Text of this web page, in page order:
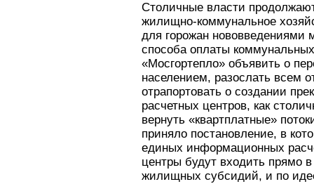
Столичные власти
жилищно-коммунальное
для горожан нововведениями
способа оплаты
«Мосгортепло» объявить о
населением, разослать всем
отрапортовать о создании
расчетных центров, как
вернуть «квартплатные»
приняло постановление, в
единых информационных
центры будут входить прямо
жилищных субсидий, и по